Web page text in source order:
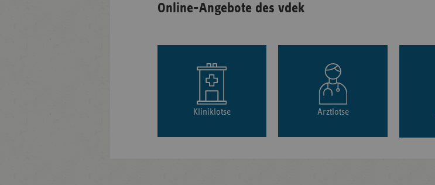
Online-Angebote des vdek
Kliniklotse Arztlotse